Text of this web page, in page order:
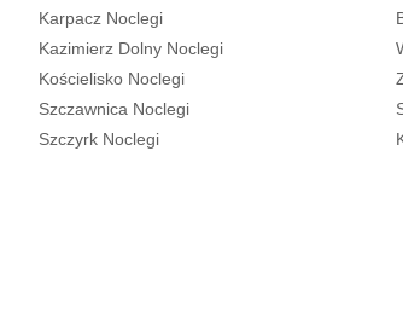
Karpacz Noclegi
Kazimierz Dolny Noclegi
Kościelisko Noclegi
Szczawnica Noclegi
Szczyrk Noclegi